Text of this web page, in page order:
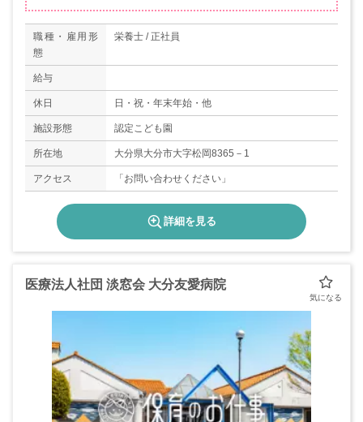
職種・雇用形
態
栄養士 / 正社員
給与
休日 日・祝・年末年始・他
施設形態 認定こども園
所在地 大分県大分市大字松岡8365－1
アクセス 「お問い合わせください」
詳細を見る
医療法人社団 淡窓会 大分友愛病院